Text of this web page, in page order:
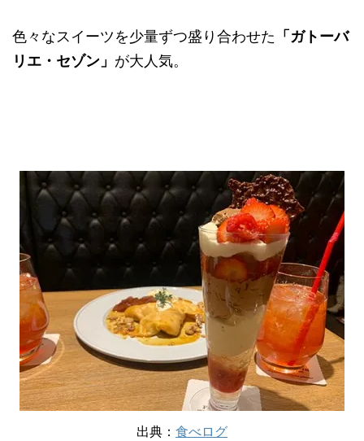
色々なスイーツを少量ずつ盛り合わせた 「ガトーバ
リエ・セゾン」 が大人気。
出典： 食べログ